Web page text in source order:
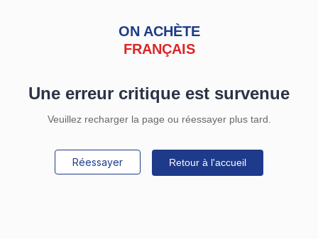
ON ACHÈTE
FRANÇAIS
Une erreur critique est survenue
Veuillez recharger la page ou réessayer plus tard.
Réessayer Retour à l'accueil